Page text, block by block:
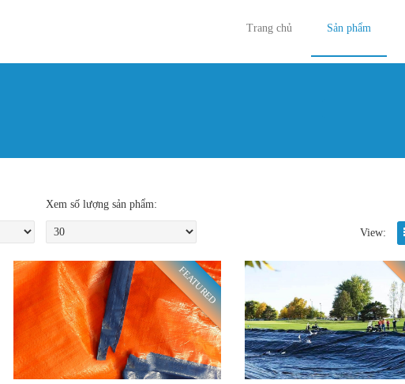
Trang chủ
Sản phẩm
View:
Xem số lượng sản phẩm:
FEATURED